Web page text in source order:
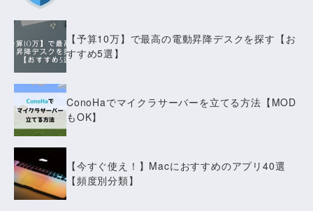
【予算10万】で最高の電動昇降デスクを探す【お
すすめ5選】
ConoHaでマイクラサーバーを立てる方法【MOD
もOK】
【今すぐ使え！】Macにおすすめのアプリ40選
【頻度別分類】